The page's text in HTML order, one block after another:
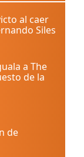
al caer
Siles
a The
de la
de